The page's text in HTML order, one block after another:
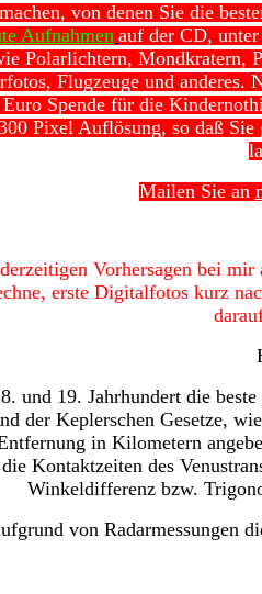
von denen Sie die
Aufnahmenauf der CD,
Polarlichtern, Mondkratern,
Flugzeuge und
Spende für die
Pixel Auflösung, so daß
Mailen Sie an
Vorhersagen bei
erste Digitalfotos kurz
und 19. Jahrhundert die
der Keplerschen Gesetze,
in Kilometern
Kontaktzeiten des
Winkeldifferenz bzw.
von Radarmessungen